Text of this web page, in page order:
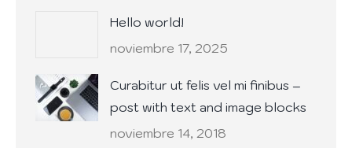
Hello world!
noviembre 17, 2025
Curabitur ut felis vel mi finibus –
post with text and image blocks
noviembre 14, 2018